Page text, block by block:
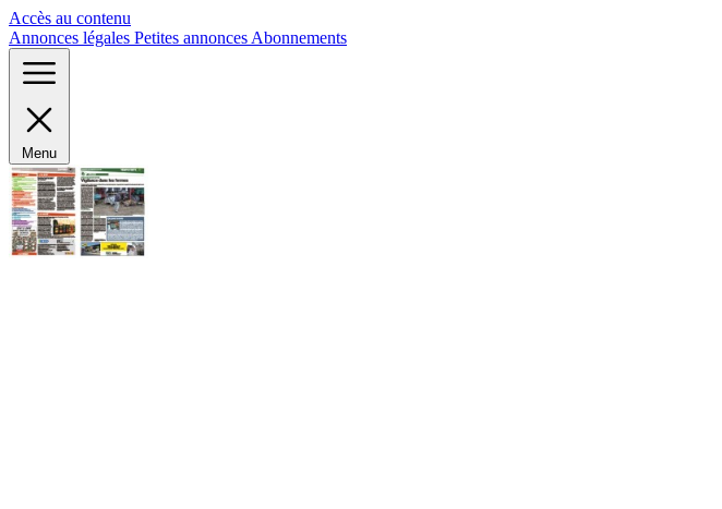
Accès au contenu
Annonces légales Petites annonces Abonnements
Menu
Panneau de gestion des cookies